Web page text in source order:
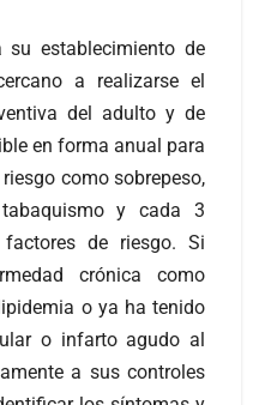
de
a realizarse el
del adulto y de
en forma anual para
como sobrepeso,
tabaquismo y cada 3
de riesgo. Si
crónica como
o ya ha tenido
o infarto agudo al
a sus controles